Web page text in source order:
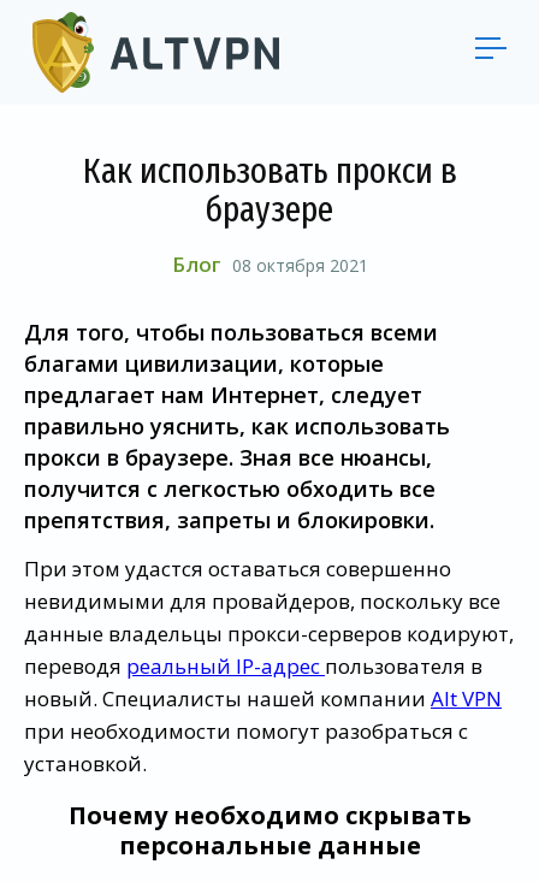
Как использовать прокси в
браузере
Блог 08 октября 2021
Для того, чтобы пользоваться всеми
благами цивилизации, которые
предлагает нам Интернет, следует
правильно уяснить, как использовать
прокси в браузере. Зная все нюансы,
получится с легкостью обходить все
препятствия, запреты и блокировки.
При этом удастся оставаться совершенно
невидимыми для провайдеров, поскольку все
данные владельцы прокси-серверов кодируют,
переводя реальный IP-адрес пользователя в
новый. Специалисты нашей компании Alt VPN
при необходимости помогут разобраться с
установкой.
Почему необходимо скрывать
персональные данные